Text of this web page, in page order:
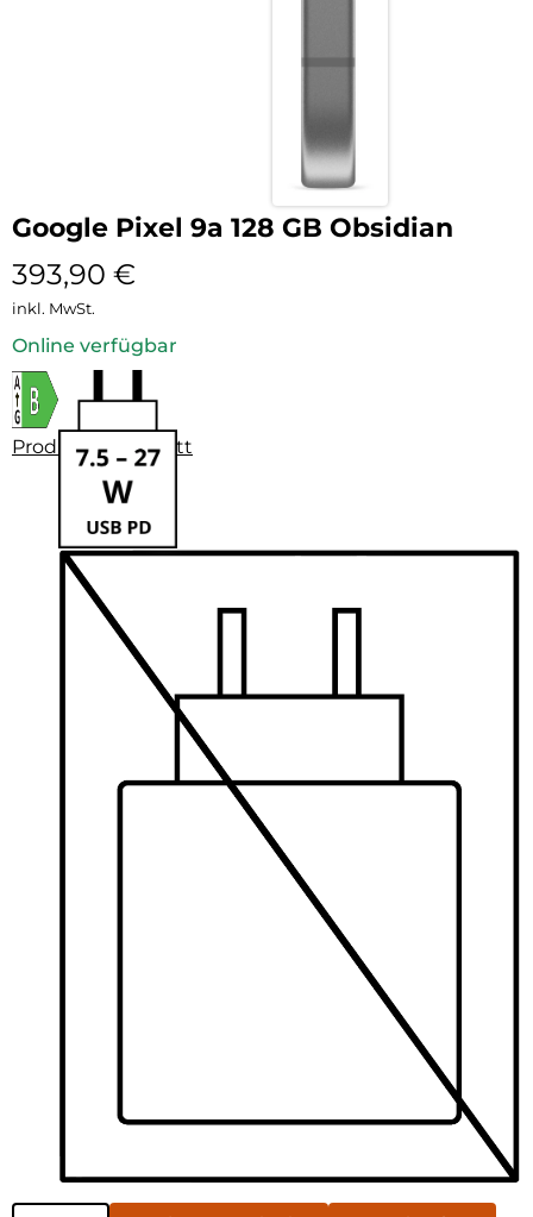
Google Pixel 9a 128 GB Obsidian
393,90 €
inkl. MwSt.
Online verfügbar
Produktdatenblatt